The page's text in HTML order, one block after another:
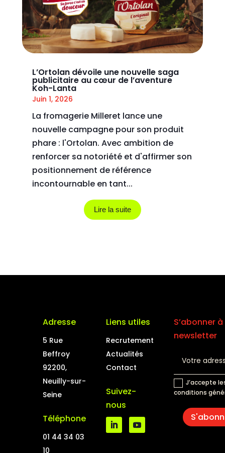
L’Ortolan dévoile une nouvelle saga
publicitaire au cœur de l’aventure
Koh-Lanta
Juin 1, 2026
La fromagerie Milleret lance une
nouvelle campagne pour son produit
phare : l'Ortolan. Avec ambition de
renforcer sa notoriété et d'affirmer son
positionnement de référence
incontournable en tant...
Lire la suite
Adresse
5 Rue
Beffroy
92200,
Neuilly-sur-
Seine
Téléphone
01 44 34 03
10
Liens utiles
Recrutement
Actualités
Contact
Suivez-
nous
S’abonner
newsletter
J’accepte
conditions